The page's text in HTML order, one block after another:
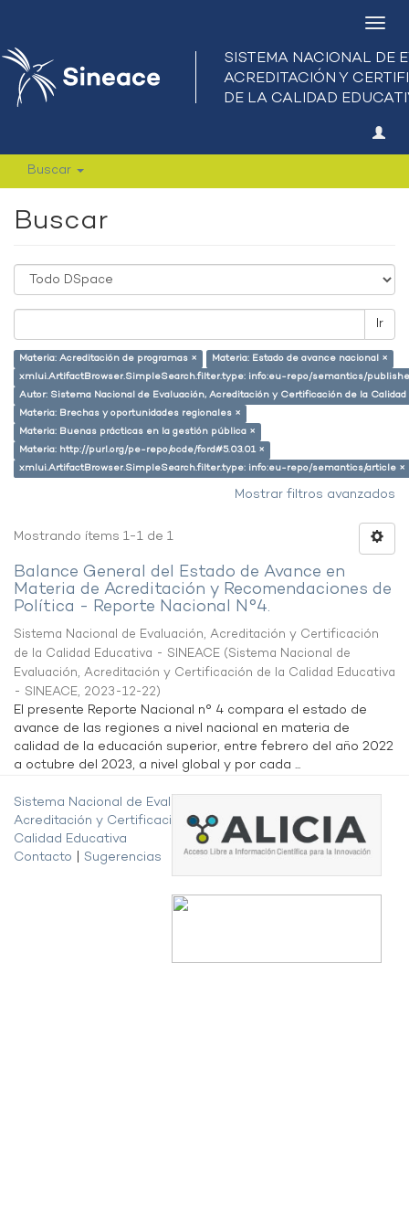
Buscar
Buscar
Ir
Materia: Acreditación de programas ×
Materia: Estado de avance nacional ×
xmlui.ArtifactBrowser.SimpleSearch.filter.type: info:eu-repo/semantics/
Autor: Sistema Nacional de Evaluación, Acreditación y Certificación de la
Materia: Brechas y oportunidades regionales ×
Materia: Buenas prácticas en la gestión pública ×
Materia: http://purl.org/pe-repo/ocde/ford#5.03.01 ×
xmlui.ArtifactBrowser.SimpleSearch.filter.type: info:eu-repo/semantics/article ×
Mostrar filtros avanzados
Mostrando ítems 1-1 de 1
Balance General del Estado de Avance en
Materia de Acreditación y Recomendaciones de
Política - Reporte Nacional N°4.
Sistema Nacional de Evaluación, Acreditación y Certificación
de la Calidad Educativa - SINEACE (Sistema Nacional de
Evaluación, Acreditación y Certificación de la Calidad Educativa
- SINEACE, 2023-12-22)
El presente Reporte Nacional n° 4 compara el estado de
avance de las regiones a nivel nacional en materia de
calidad de la educación superior, entre febrero del año 2022
a octubre del 2023, a nivel global y por cada ...
Sistema Nacional de Evaluación,
Acreditación y Certificación de la
Calidad Educativa
Contacto
Sugerencias